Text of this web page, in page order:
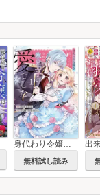
身代わり令嬢を救ったのは冷酷無慈悲な氷の王子の愛でした【単行本版】
無料試し読み